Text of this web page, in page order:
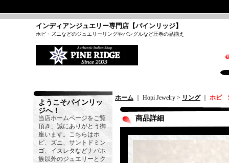
インディアンジュエリー専門店【パインリッジ】
ホピ・ズニなどのジュエリーリングやバングルなど圧巻の品揃え
ようこそパインリッ
ジへ！
当店ホームページをご覧
頂き、誠にありがとう御
座います。こちらはホ
ピ、ズニ、サントドミン
ゴ、イスレタなどナバホ
族以外のジュエリーとク
ホーム ｜ Hopi Jewelry > リング｜ ホピ
商品詳細